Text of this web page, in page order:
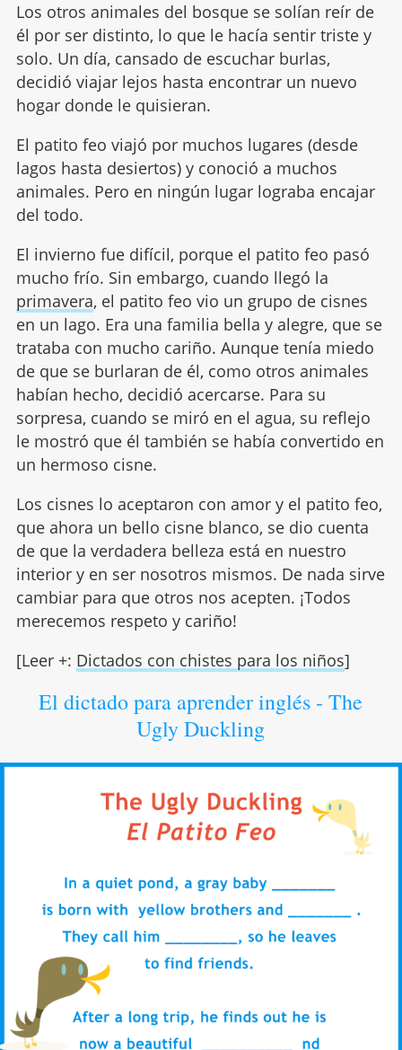
Los otros animales del bosque se solían reír de
él por ser distinto, lo que le hacía sentir triste y
solo. Un día, cansado de escuchar burlas,
decidió viajar lejos hasta encontrar un nuevo
hogar donde le quisieran.
El patito feo viajó por muchos lugares (desde
lagos hasta desiertos) y conoció a muchos
animales. Pero en ningún lugar lograba encajar
del todo.
El invierno fue difícil, porque el patito feo pasó
mucho frío. Sin embargo, cuando llegó la
primavera, el patito feo vio un grupo de cisnes
en un lago. Era una familia bella y alegre, que se
trataba con mucho cariño. Aunque tenía miedo
de que se burlaran de él, como otros animales
habían hecho, decidió acercarse. Para su
sorpresa, cuando se miró en el agua, su reflejo
le mostró que él también se había convertido en
un hermoso cisne.
Los cisnes lo aceptaron con amor y el patito feo,
que ahora un bello cisne blanco, se dio cuenta
de que la verdadera belleza está en nuestro
interior y en ser nosotros mismos. De nada sirve
cambiar para que otros nos acepten. ¡Todos
merecemos respeto y cariño!
[Leer +: Dictados con chistes para los niños]
El dictado para aprender inglés - The
Ugly Duckling